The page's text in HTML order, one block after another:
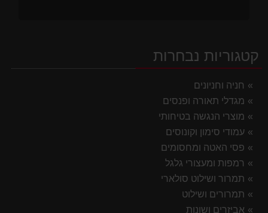
קטגוריות נבחרות
חניה וחניונים
מגדלי תאורה ופנסים
מוצרי הנגשה בטיחותי
עמודי סימון וקונוסים
פסי האטה ומחסומים
רמפות ומעצורי גלגל
תמרור ושילוט סולארי
תמרורים ושילוט
אביזרים ושונות